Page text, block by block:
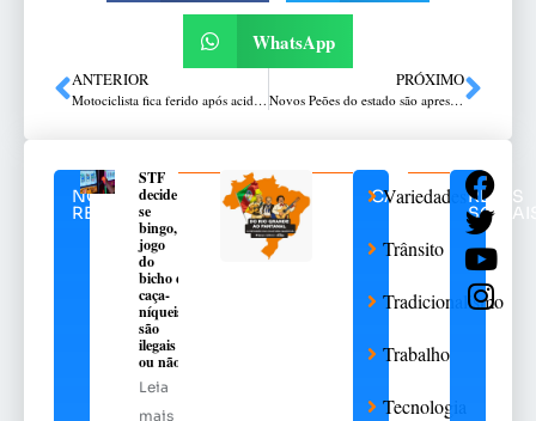
WhatsApp
ANTERIOR
Motociclista fica ferido após acidente no centro de Passo Fundo
PRÓXIMO
Novos Peões do estado são apresentados pelo Conselho Diretor do MTG
NOTÍCIAS
RELACIONADAS
STF
decide
se
bingo,
jogo
do
bicho e
caça-
níqueis
são
ilegais
ou não
Leia
mais
CATEGORIAS
Variedades
Trânsito
Tradicionalismo
Trabalho
Tecnologia
REDES